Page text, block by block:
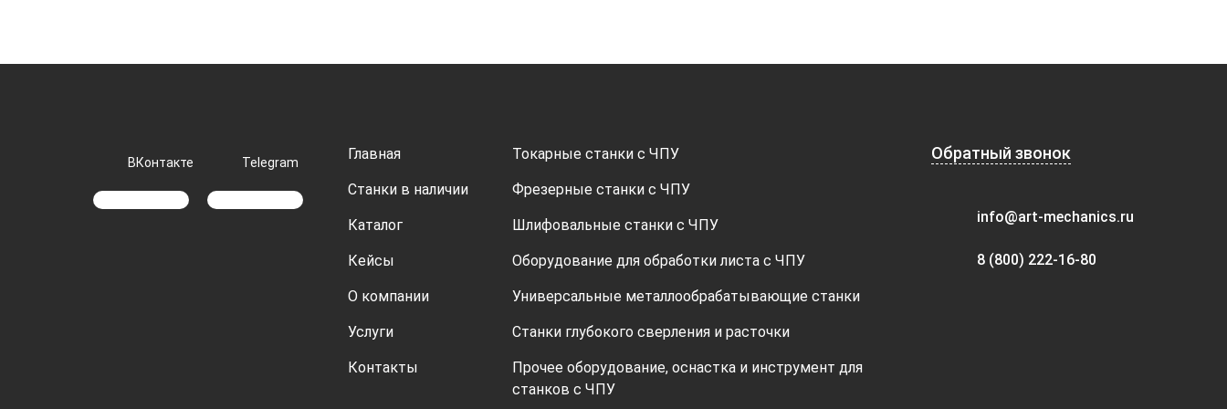
ВКонтакте Telegram Главная
Станки в наличии
Каталог
Кейсы
О компании
Услуги
Контакты
Токарные станки с ЧПУ
Фрезерные станки с ЧПУ
Шлифовальные станки с ЧПУ
Оборудование для обработки листа с ЧПУ
Универсальные металлообрабатывающие станки
Станки глубокого сверления и расточки
Прочее оборудование, оснастка и инструмент для
станков с ЧПУ
Обратный звонок
info@art-mechanics.ru
8 (800) 222-16-80